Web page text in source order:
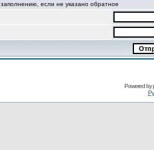
если не указано обратное
Powered by